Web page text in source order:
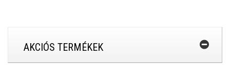
AKCIÓS TERMÉKEK